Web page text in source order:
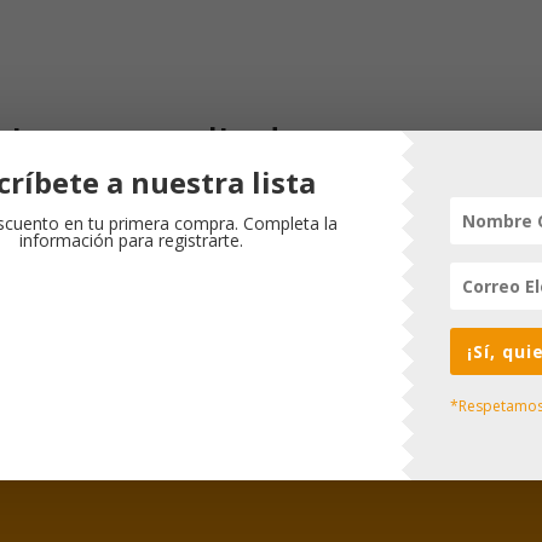
resultados
encontrarse. Trate de perfeccionar su búsqueda o
la entrada.
a nuestra lista
en tu primera compra. Completa la
información para registrarte.
¡Sí,